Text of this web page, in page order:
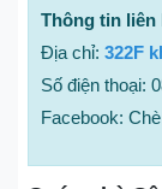
Thông tin liên
Địa chỉ: 322F
Số điện thoại:
Facebook: